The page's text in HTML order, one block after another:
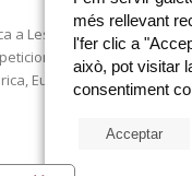
a Les
de
Europa
Open
més rellevant
l'fer clic a
això, pot visitar
consentiment
Acceptar